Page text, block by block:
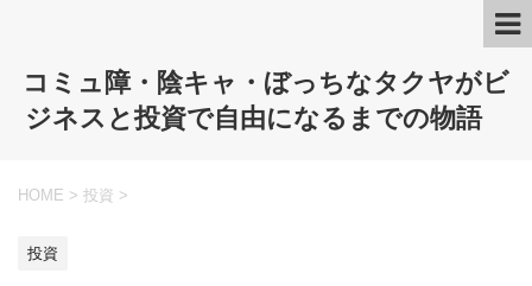
コミュ障・陰キャ・ぼっちなタクヤがビ
ジネスと投資で自由になるまでの物語
HOME > 投資 >
投資